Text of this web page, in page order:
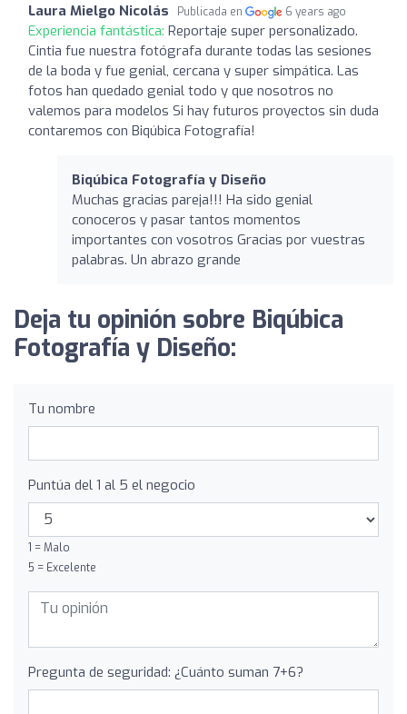
Laura Mielgo Nicolás Publicada en 6 years ago
Experiencia fantástica: Reportaje super personalizado.
Cintia fue nuestra fotógrafa durante todas las sesiones
de la boda y fue genial, cercana y super simpática. Las
fotos han quedado genial todo y que nosotros no
valemos para modelos Si hay futuros proyectos sin duda
contaremos con Biqúbica Fotografía!
Biqúbica Fotografía y Diseño
Muchas gracias pareja!!! Ha sido genial
conoceros y pasar tantos momentos
importantes con vosotros Gracias por vuestras
palabras. Un abrazo grande
Deja tu opinión sobre Biqúbica
Fotografía y Diseño:
Tu nombre
Puntúa del 1 al 5 el negocio
1 = Malo
5 = Excelente
Pregunta de seguridad: ¿Cuánto suman 7+6?